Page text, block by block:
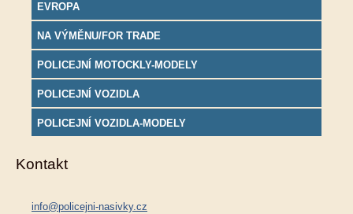
EVROPA
NA VÝMĚNU/FOR TRADE
POLICEJNÍ MOTOCKLY-MODELY
POLICEJNÍ VOZIDLA
POLICEJNÍ VOZIDLA-MODELY
Kontakt
info@policejni-nasivky.cz